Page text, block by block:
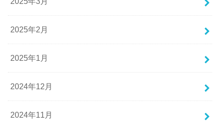
2025年2月
2025年1月
2024年12月
2024年11月